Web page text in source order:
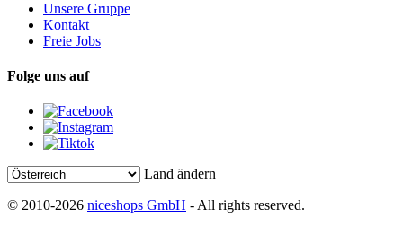
Unsere Gruppe
Kontakt
Freie Jobs
Folge uns auf
Land ändern
© 2010-2026 niceshops GmbH - All rights reserved.